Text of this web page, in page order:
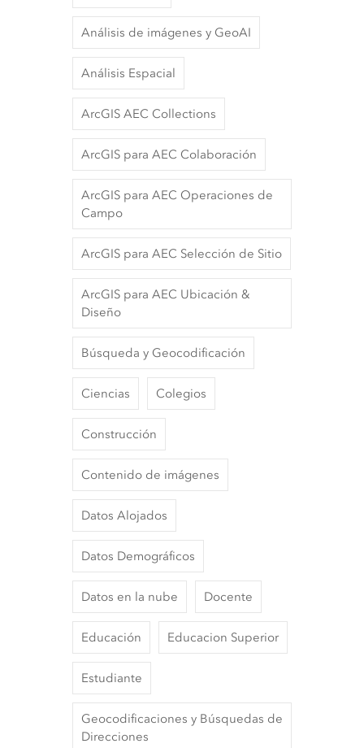
Análisis de imágenes y GeoAI
Análisis Espacial
ArcGIS AEC Collections
ArcGIS para AEC Colaboración
ArcGIS para AEC Operaciones de
Campo
ArcGIS para AEC Selección de Sitio
ArcGIS para AEC Ubicación &
Diseño
Búsqueda y Geocodificación
Ciencias Colegios
Construcción
Contenido de imágenes
Datos Alojados
Datos Demográficos
Datos en la nube Docente
Educación Educacion Superior
Estudiante
Geocodificaciones y Búsquedas de
Direcciones